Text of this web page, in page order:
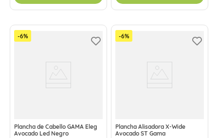
-6%
Plancha de Cabello GAMA Eleg
Avocado Led Negro
-6%
Plancha Alisadora X-Wide
Avocado ST Gama